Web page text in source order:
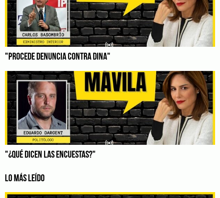
"PROCEDE DENUNCIA CONTRA DINA"
"¿QUÉ DICEN LAS ENCUESTAS?"
LO MÁS LEÍDO